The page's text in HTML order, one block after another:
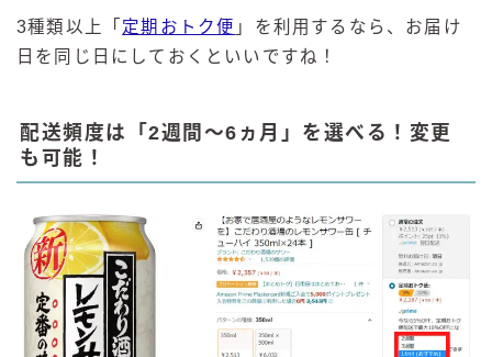
3種類以上「 定期おトク便 」を利用するなら、お届け
日を同じ日にしておくといいですね！
配送頻度は「2週間～6ヵ月」を選べる！変更
も可能！